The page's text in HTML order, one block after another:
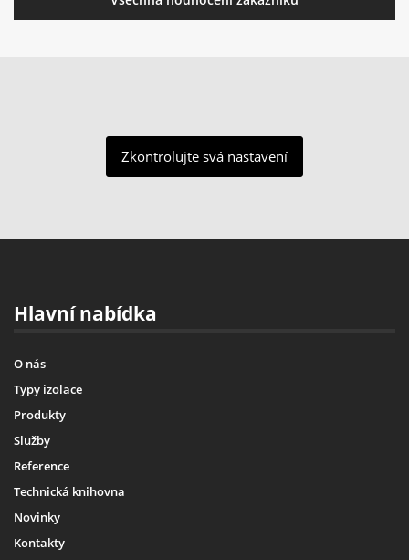
Zkontrolujte svá nastavení
Hlavní nabídka
O nás
Typy izolace
Produkty
Služby
Reference
Technická knihovna
Novinky
Kontakty